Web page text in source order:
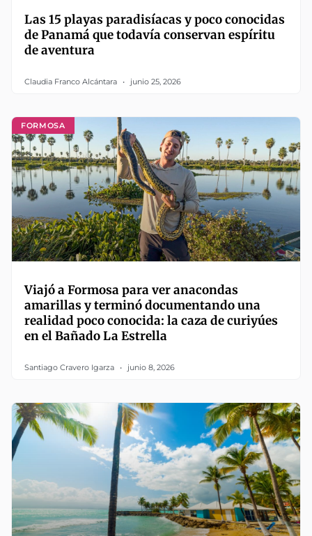
Las 15 playas paradisíacas y poco conocidas
de Panamá que todavía conservan espíritu
de aventura
Claudia Franco Alcántara junio 25, 2026
FORMOSA
Viajó a Formosa para ver anacondas
amarillas y terminó documentando una
realidad poco conocida: la caza de curiyúes
en el Bañado La Estrella
Santiago Cravero Igarza junio 8, 2026